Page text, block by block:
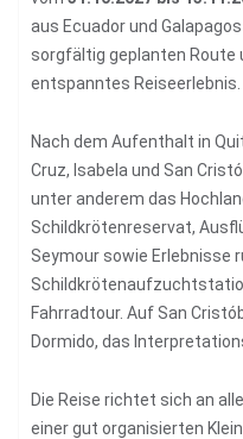
aus Ecuador und
sorgfältig geplanten Route
entspanntes Reiseerlebnis.
Nach dem Aufenthalt in
Cruz, Isabela und San
unter anderem das
Schildkrötenreservat,
Seymour sowie Erlebnisse
Fahrradtour. Auf San
Dormido, das
Die Reise richtet sich an
einer gut organisierten